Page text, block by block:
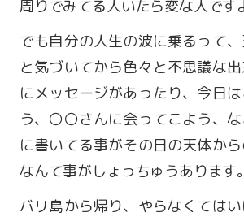
営業時間 9:00
定休日 火・水
周りでみてる人いたら変な人です
でも自分の人生の波に乗るって
と気づいてから色々と不思議な
にメッセージがあったり、今日
う、〇〇さんに会ってこよう、
に書いてる事がその日の天体か
なんて事がしょっちゅうあります。
バリ島から帰り、やらなくては